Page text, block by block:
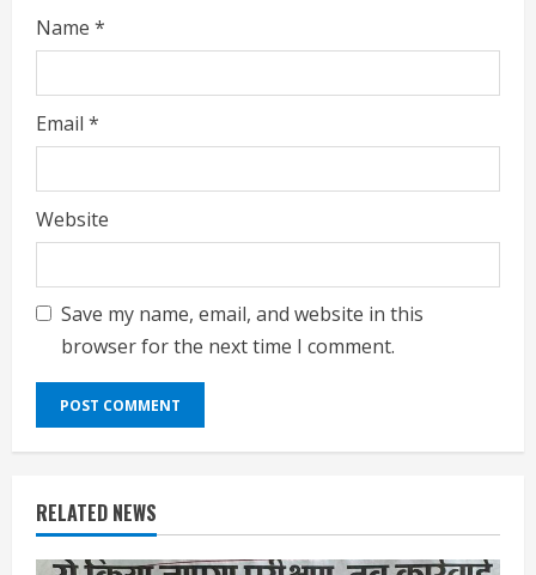
Name *
Email *
Website
Save my name, email, and website in this
browser for the next time I comment.
RELATED NEWS